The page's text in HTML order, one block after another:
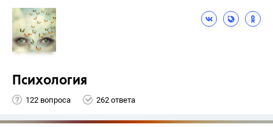
Психология
122 вопроса 262 ответа